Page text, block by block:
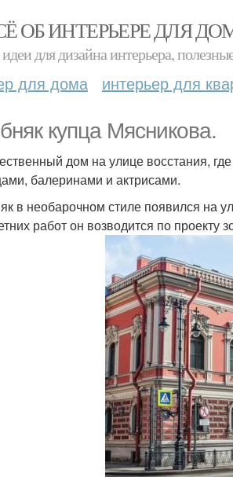
ОБ ИНТЕРЬЕРЕ ДЛЯ
для дизайна интерьера,
для дома интерьер для
купца Мясникова.
дом на улице восстания,
балеринами и актрисами.
в необарочном стиле появился на
работ он возводится по проекту